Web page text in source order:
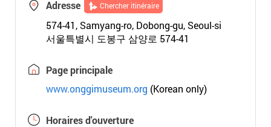
Adresse Chercher itinéraire
574-41, Samyang-ro, Dobong-gu, Seoul-si
서울특별시 도봉구 삼양로 574-41
Page principale
www.onggimuseum.org (Korean only)
Horaires d'ouverture